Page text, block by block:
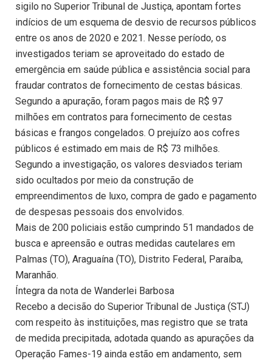
sigilo no Superior Tribunal de Justiça, apontam fortes
indícios de um esquema de desvio de recursos públicos
entre os anos de 2020 e 2021. Nesse período, os
investigados teriam se aproveitado do estado de
emergência em saúde pública e assistência social para
fraudar contratos de fornecimento de cestas básicas.
Segundo a apuração, foram pagos mais de R$ 97
milhões em contratos para fornecimento de cestas
básicas e frangos congelados. O prejuízo aos cofres
públicos é estimado em mais de R$ 73 milhões.
Segundo a investigação, os valores desviados teriam
sido ocultados por meio da construção de
empreendimentos de luxo, compra de gado e pagamento
de despesas pessoais dos envolvidos.
Mais de 200 policiais estão cumprindo 51 mandados de
busca e apreensão e outras medidas cautelares em
Palmas (TO), Araguaína (TO), Distrito Federal, Paraíba,
Maranhão.
Íntegra da nota de Wanderlei Barbosa
Recebo a decisão do Superior Tribunal de Justiça (STJ)
com respeito às instituições, mas registro que se trata
de medida precipitada, adotada quando as apurações da
Operação Fames-19 ainda estão em andamento, sem